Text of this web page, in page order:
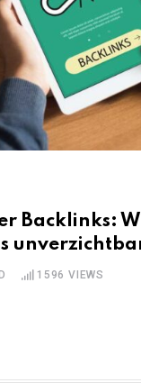
Backlinks:
1596 VIEWS